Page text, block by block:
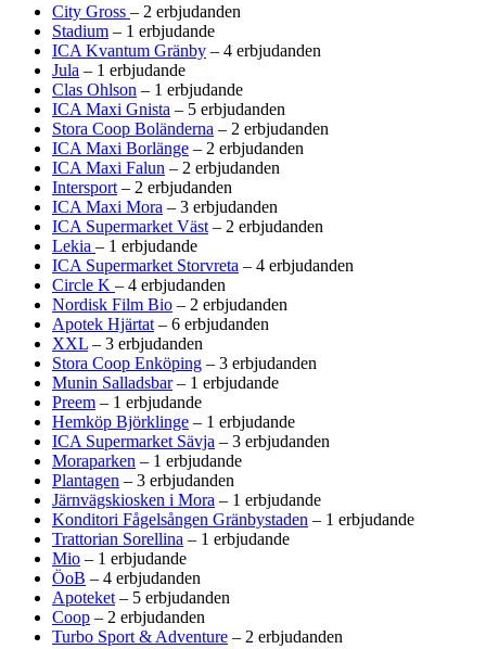
City Gross – 2 erbjudanden
Stadium – 1 erbjudande
ICA Kvantum Gränby – 4 erbjudanden
Jula – 1 erbjudande
Clas Ohlson – 1 erbjudande
ICA Maxi Gnista – 5 erbjudanden
Stora Coop Boländerna – 2 erbjudanden
ICA Maxi Borlänge – 2 erbjudanden
ICA Maxi Falun – 2 erbjudanden
Intersport – 2 erbjudanden
ICA Maxi Mora – 3 erbjudanden
ICA Supermarket Väst – 2 erbjudanden
Lekia – 1 erbjudande
ICA Supermarket Storvreta – 4 erbjudanden
Circle K – 4 erbjudanden
Nordisk Film Bio – 2 erbjudanden
Apotek Hjärtat – 6 erbjudanden
XXL – 3 erbjudanden
Stora Coop Enköping – 3 erbjudanden
Munin Salladsbar– 1 erbjudande
Preem – 1 erbjudande
Hemköp Björklinge – 1 erbjudande
ICA Supermarket Sävja – 3 erbjudanden
Moraparken – 1 erbjudande
Plantagen – 3 erbjudanden
Järnvägskiosken i Mora – 1 erbjudande
Konditori Fågelsången Gränbystaden – 1 erbjudande
Trattorian Sorellina – 1 erbjudande
Mio – 1 erbjudande
ÖoB – 4 erbjudanden
Apoteket – 5 erbjudanden
Coop – 2 erbjudanden
Turbo Sport & Adventure – 2 erbjudanden